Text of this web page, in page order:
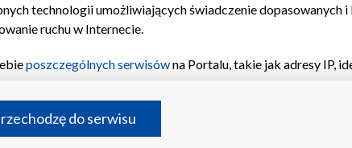
technologii umożliwiających świadczenie dopasowanych i
ruchu w Internecie.
poszczególnych serwisówna Portalu, takie jak adresy IP,
informacji na urządzeniu lub dostęp do nich,
profilu spersonalizowanych treści, wyboru
opracowywania i ulepszania produktów,
do serwisu